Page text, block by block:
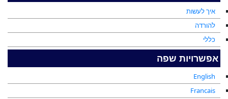
איך לעשות
להורדה
כללי
אפשרויות שפה
English
Francais